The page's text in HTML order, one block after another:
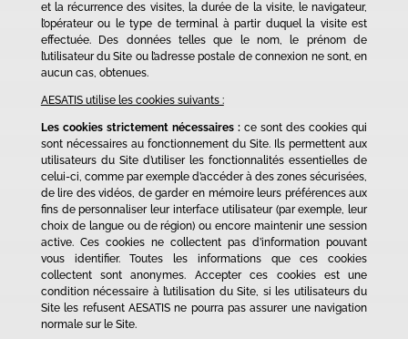
et la récurrence des visites, la durée de la visite, le navigateur,
l’opérateur ou le type de terminal à partir duquel la visite est
effectuée. Des données telles que le nom, le prénom de
l’utilisateur du Site ou l’adresse postale de connexion ne sont, en
aucun cas, obtenues.
AESATIS utilise les cookies suivants :
Les cookies strictement nécessaires :ce sont des cookies qui
sont nécessaires au fonctionnement du Site. Ils permettent aux
utilisateurs du Site d’utiliser les fonctionnalités essentielles de
celui-ci, comme par exemple d’accéder à des zones sécurisées,
de lire des vidéos, de garder en mémoire leurs préférences aux
fins de personnaliser leur interface utilisateur (par exemple, leur
choix de langue ou de région) ou encore maintenir une session
active. Ces cookies ne collectent pas d’information pouvant
vous identifier. Toutes les informations que ces cookies
collectent sont anonymes. Accepter ces cookies est une
condition nécessaire à l’utilisation du Site, si les utilisateurs du
Site les refusent AESATIS ne pourra pas assurer une navigation
normale sur le Site.